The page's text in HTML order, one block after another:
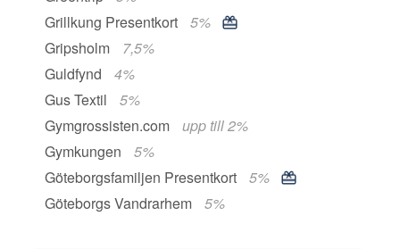
Grillkung Presentkort
5%
Gripsholm
7,5%
Guldfynd
4%
Gus Textil
5%
Gymgrossisten.com
upp till 2%
Gymkungen
5%
Göteborgsfamiljen Presentkort
5%
Göteborgs Vandrarhem
5%